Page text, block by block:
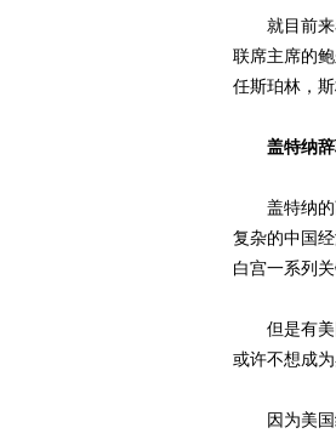
就目前来看
联席主席的
任斯珀林，
盖特纳
盖特纳的离
复杂的中国
白宫一系列关
但是有美国
或许不想成
因为美国经